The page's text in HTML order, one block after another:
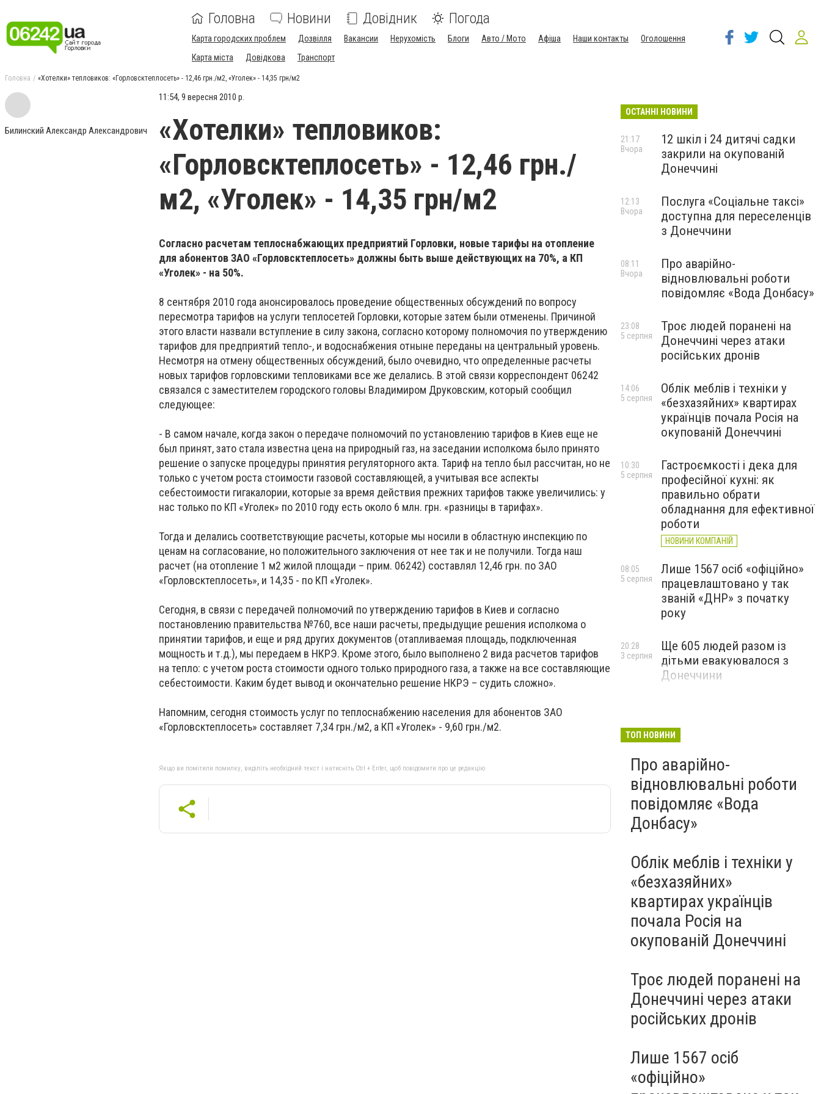
Головна Новини Довідник Погода
Карта городских проблем Дозвілля Вакансии Нерухомість Блоги Авто / Мото Афіша Наши контакты
Оголошення
Карта міста
Довідкова Транспорт
Головна «Хотелки» тепловиков: «Горловсктеплосеть» - 12,46 грн./м2, «Уголек» - 14,35 грн/м2
Билинский Александр Александрович
11:54, 9 вересня 2010 р.
«Хотелки» тепловиков:
«Горловсктеплосеть» - 12,46 грн./
м2, «Уголек» - 14,35 грн/м2
Согласно расчетам теплоснабжающих предприятий Горловки, новые тарифы на отопление
для абонентов ЗАО «Горловсктеплосеть» должны быть выше действующих на 70%, а КП
«Уголек» - на 50%.
8 сентября 2010 года анонсировалось проведение общественных обсуждений по вопросу
пересмотра тарифов на услуги теплосетей Горловки, которые затем были отменены. Причиной
этого власти назвали вступление в силу закона, согласно которому полномочия по утверждению
тарифов для предприятий тепло-, и водоснабжения отныне переданы на центральный уровень.
Несмотря на отмену общественных обсуждений, было очевидно, что определенные расчеты
новых тарифов горловскими тепловиками все же делались. В этой связи корреспондент 06242
связался с заместителем городского головы Владимиром Друковским, который сообщил
следующее:
- В самом начале, когда закон о передаче полномочий по установлению тарифов в Киев еще не
был принят, зато стала известна цена на природный газ, на заседании исполкома было принято
решение о запуске процедуры принятия регуляторного акта. Тариф на тепло был рассчитан, но не
только с учетом роста стоимости газовой составляющей, а учитывая все аспекты
себестоимости гигакалории, которые за время действия прежних тарифов также увеличились: у
нас только по КП «Уголек» по 2010 году есть около 6 млн. грн. «разницы в тарифах».
Тогда и делались соответствующие расчеты, которые мы носили в областную инспекцию по
ценам на согласование, но положительного заключения от нее так и не получили. Тогда наш
расчет (на отопление 1 м2 жилой площади – прим. 06242) составлял 12,46 грн. по ЗАО
«Горловсктеплосеть», и 14,35 - по КП «Уголек».
Сегодня, в связи с передачей полномочий по утверждению тарифов в Киев и согласно
постановлению правительства №760, все наши расчеты, предыдущие решения исполкома о
принятии тарифов, и еще и ряд других документов (отапливаемая площадь, подключенная
мощность и т.д.), мы передаем в НКРЭ. Кроме этого, было выполнено 2 вида расчетов тарифов
на тепло: с учетом роста стоимости одного только природного газа, а также на все составляющие
себестоимости. Каким будет вывод и окончательно решение НКРЭ – судить сложно».
Напомним, сегодня стоимость услуг по теплоснабжению населения для абонентов ЗАО
«Горловсктеплосеть» составляет 7,34 грн./м2, а КП «Уголек» - 9,60 грн./м2.
Якщо ви помітили помилку, виділіть необхідний текст і натисніть Ctrl + Enter, щоб повідомити про це редакцію
ОСТАННІ НОВИНИ
12 шкіл і 24 дитячі садки
закрили на окупованій
Донеччині
21:17
Вчора
Послуга «Соціальне таксі»
доступна для переселенців
з Донеччини
12:13
Вчора
Про аварійно-
відновлювальні роботи
повідомляє «Вода Донбасу»
08:11
Вчора
Троє людей поранені на
Донеччині через атаки
російських дронів
23:08
5 серпня
Облік меблів і техніки у
«безхазяйних» квартирах
українців почала Росія на
окупованій Донеччині
14:06
5 серпня
Гастроємкості і дека для
професійної кухні: як
правильно обрати
обладнання для ефективної
роботи
НОВИНИ КОМПАНІЙ
10:30
5 серпня
Лише 1567 осіб «офіційно»
працевлаштовано у так
званій «ДНР» з початку
року
08:05
5 серпня
Ще 605 людей разом із
дітьми евакуювалося з
Донеччини
20:28
3 серпня
ТОП НОВИНИ
Про аварійно-
відновлювальні роботи
повідомляє «Вода
Донбасу»
Облік меблів і техніки у
«безхазяйних»
квартирах українців
почала Росія на
окупованій Донеччині
Троє людей поранені на
Донеччині через атаки
російських дронів
Лише 1567 осіб
«офіційно»